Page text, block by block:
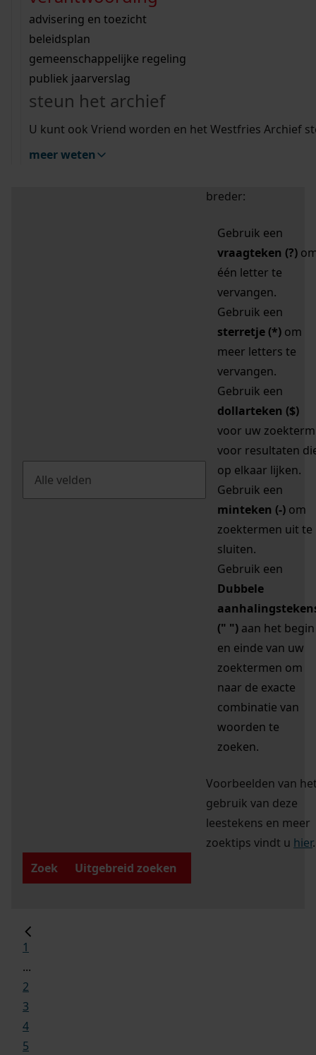
bouwvergunningen
omgevingsvergunningen
vergunningen
beeld en geluid
uitleg nodig?
Wij helpen u op weg met een aantal zoektips.
bekijk alle zoektips
Wij helpen u op weg met een aantal zoektips.
bekijk alle zoektips
bekijk ons geschiedenislokaal
advisering en toezicht
beleidsplan
gemeenschappelijke regeling
publiek jaarverslag
steun het archief
U kunt ook Vriend worden en het Westfries Archief
meer weten
zoektips
Mijn Studiezaal (inloggen)
uw zoekopdracht te
breder:
Gebruik een
vraagteken (?)
één letter te
vervangen.
Gebruik een
sterretje (*) om
meer letters te
vervangen.
Gebruik een
dollarteken ($)
voor uw zoekterm
voor resultaten
op elkaar lijken.
Gebruik een
minteken (-) om
zoektermen uit te
sluiten.
Gebruik een
Dubbele
(" ") aan het begin
en einde van uw
zoektermen om
naar de exacte
combinatie van
woorden te
zoeken.
Voorbeelden van
gebruik van deze
leestekens en meer
zoektips vindt u hier.
Zoek
Uitgebreid zoeken
1
...
2
3
4
5